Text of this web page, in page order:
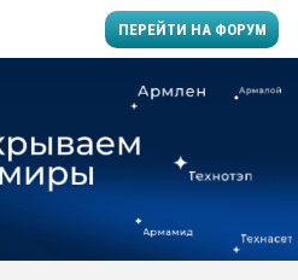
ПЕРЕЙТИ НА ФОРУМ
производство SPC
заводу пластмасс"